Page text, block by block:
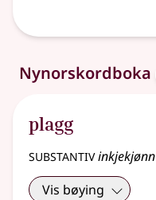
Nynorskordboka
plagg
substantivinkjekjønn
Vis bøying